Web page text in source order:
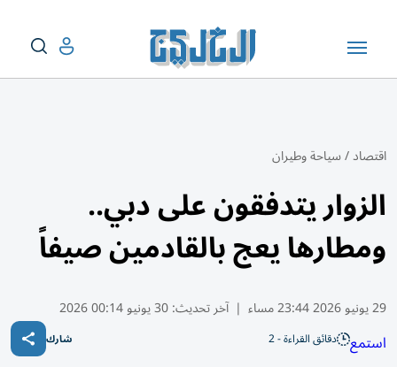
اقتصاد/سياحة وطيران
الزوار يتدفقون على دبي..
ومطارها يعج بالقادمين صيفاً
29 يونيو 2026 23:44 مساء | آخر تحديث:30 يونيو 00:14 2026
استمع دقائق القراءة - 2 شارك